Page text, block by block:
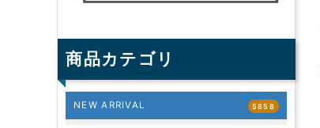
商品カテゴリ
NEW ARRIVAL 5858